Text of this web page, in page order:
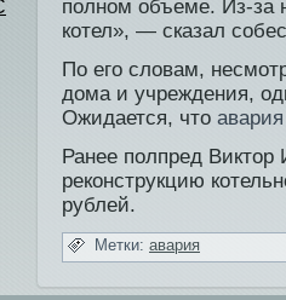
полном объеме. Из-за
котел», — сказал
По его словам,
дома и учреждения,
Ожидается, что авария
Ранее полпред
реконструкцию
рублей.
Метки: авария